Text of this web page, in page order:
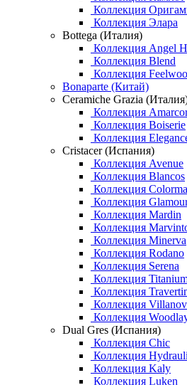
Коллекция
Коллекция Элара
Bottega (Италия)
Коллекция Angel
Коллекция Blend
Коллекция
Bonaparte (Китай)
Ceramiche Grazia
Коллекция
Коллекция Boiserie
Коллекция
Cristacer (Испания)
Коллекция Avenue
Коллекция Blancos
Коллекция
Коллекция
Коллекция Mardin
Коллекция
Коллекция Minerva
Коллекция Rodano
Коллекция Serena
Коллекция
Коллекция
Коллекция
Коллекция
Dual Gres (Испания)
Коллекция Chic
Коллекция
Коллекция Kaly
Коллекция Luken